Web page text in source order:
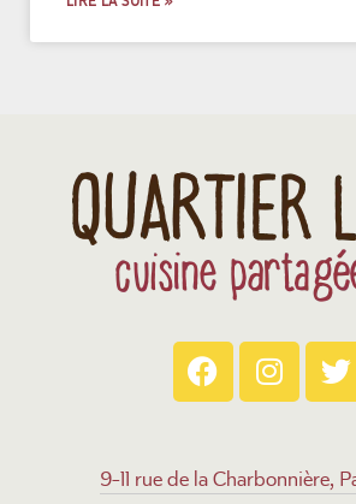
9-11 rue de la Charbonnière,